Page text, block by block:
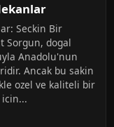
Seckin Bir
Sorgun, dogal
Anadolu'nun
Ancak bu sakin
ozel ve kaliteli bir